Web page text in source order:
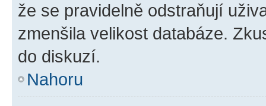
že se pravidelně odstraňují
zmenšila velikost databáze.
do diskuzí.
Nahoru